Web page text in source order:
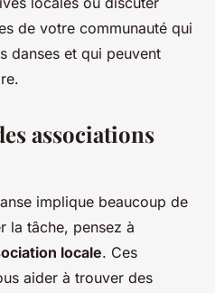
de votre communauté qui
danses et qui peuvent
associations
implique beaucoup de
la tâche, pensez à
locale. Ces
aider à trouver des